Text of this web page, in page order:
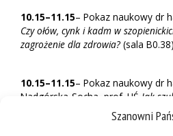
Szanowni
10.15–11.15– Pokaz naukowy dr
Czy ołów, cynk i kadm w
zagrożenie dla zdrowia? (sala B0.38)
10.15–11.15– Pokaz naukowy dr
Nadgórska-Socha, prof. UŚ Jak
zanieczyszczone metalami ciężkimi?